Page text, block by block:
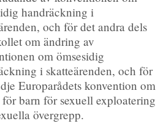
handräckning i
och för det andra dels
om ändring av
om ömsesidig
i skatteärenden, och för
Europarådets konvention om
barn för sexuell exploatering
övergrepp.